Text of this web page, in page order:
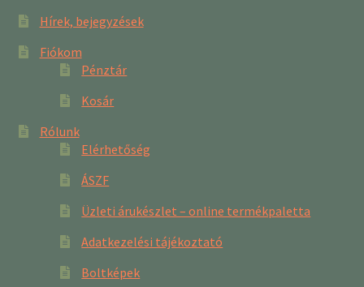
Hírek, bejegyzések
Fiókom
Pénztár
Kosár
Rólunk
Elérhetőség
ÁSZF
Üzleti árukészlet – online termékpaletta
Adatkezelési tájékoztató
Boltképek